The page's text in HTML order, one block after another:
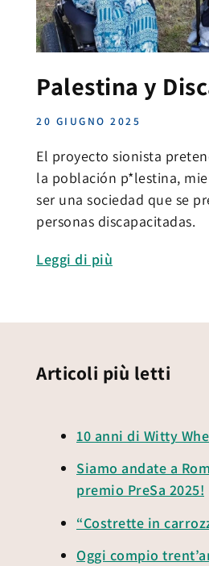
Palestina y
20 GIUGNO 2025
El proyecto sionista
la población p*lestina,
ser una sociedad que se
personas discapacitadas.
Leggi di più
Articoli più letti
10 anni di Witty
Siamo andate a
premio PreSa 2025!
“Costrette in
Oggi compio